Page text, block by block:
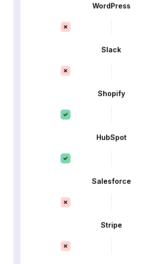
WordPress
Slack
Shopify
HubSpot
Salesforce
Stripe